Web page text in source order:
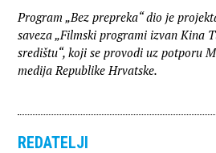
Program „Bez prepreka“ dio je
saveza „Filmski programi izvan Kina
središtu“, koji se provodi uz potporu
medija Republike Hrvatske.
REDATELJI